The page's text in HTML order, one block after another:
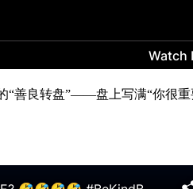
善良转盘”——盘上写满“你很